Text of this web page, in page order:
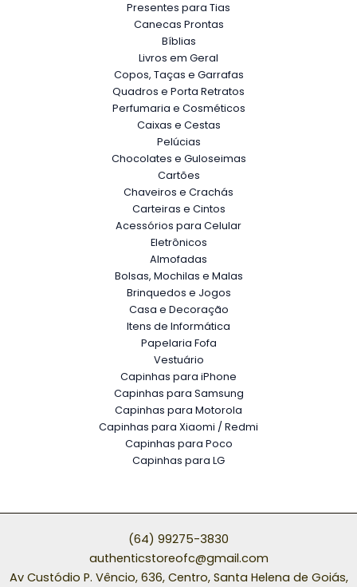
Presentes para Tias
Canecas Prontas
Bíblias
Livros em Geral
Copos, Taças e Garrafas
Quadros e Porta Retratos
Perfumaria e Cosméticos
Caixas e Cestas
Pelúcias
Chocolates e Guloseimas
Cartões
Chaveiros e Crachás
Carteiras e Cintos
Acessórios para Celular
Eletrônicos
Almofadas
Bolsas, Mochilas e Malas
Brinquedos e Jogos
Casa e Decoração
Itens de Informática
Papelaria Fofa
Vestuário
Capinhas para iPhone
Capinhas para Samsung
Capinhas para Motorola
Capinhas para Xiaomi / Redmi
Capinhas para Poco
Capinhas para LG
(64) 99275-3830
authenticstoreofc@gmail.com
Av Custódio P. Vêncio, 636, Centro, Santa Helena de Goiás,